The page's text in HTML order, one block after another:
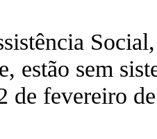
estão sem
de fevereiro